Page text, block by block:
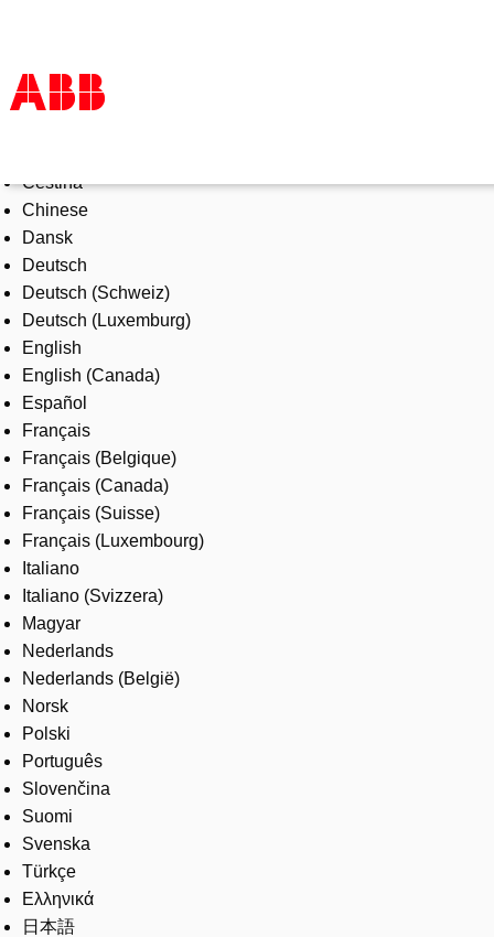
Products & Solutions
Industries
Services
About us
Where to buy
Contact us
Careers
Čeština
Chinese
Dansk
Deutsch
Deutsch (Schweiz)
Deutsch (Luxemburg)
English
English (Canada)
Español
Français
Français (Belgique)
Français (Canada)
Français (Suisse)
Français (Luxembourg)
Italiano
Italiano (Svizzera)
Magyar
Nederlands
Nederlands (België)
Norsk
Polski
Português
Slovenčina
Suomi
Svenska
Türkçe
Ελληνικά
日本語